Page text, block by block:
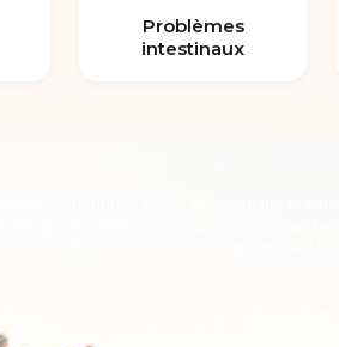
Problèmes
intestinaux
la pollution environnementale, le
progressivement, fragilisant notre santé
neutraliser